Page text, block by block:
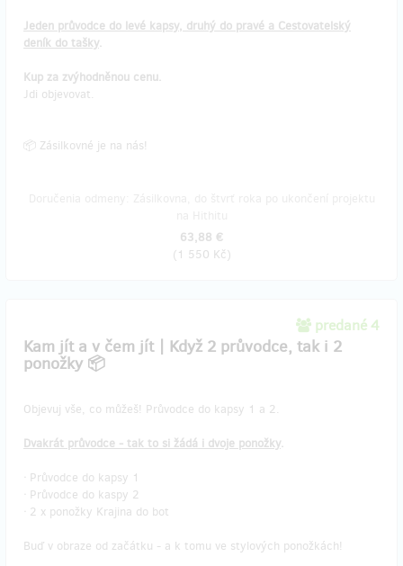
Jeden průvodce do levé kapsy, druhý do pravé a Cestovatelský
deník do tašky.
Kup za zvýhodněnou cenu.
Jdi objevovat.
📦 Zásilkovné je na nás!
63,88 €
(1 550 Kč)
predané 4
Kam jít a v čem jít | Když 2 průvodce, tak i 2
ponožky 📦
Objevuj vše, co můžeš! Průvodce do kapsy 1 a 2.
Dvakrát průvodce - tak to si žádá i dvoje ponožky.
ᐧ Průvodce do kapsy 1
ᐧ Průvodce do kaspy 2
ᐧ 2 x ponožky Krajina do bot
Buď v obraze od začátku - a k tomu ve stylových ponožkách!